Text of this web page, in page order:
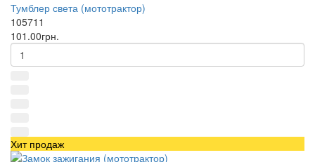
Тумблер света (мототрактор)
105711
101.00грн.
Хит продаж